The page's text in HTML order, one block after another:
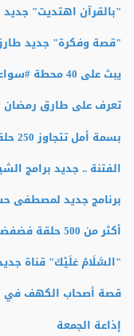
"بالقرآن اهتديت" جديد
"قصة وفكرة" جديد طارق
يبث على 40 محطة #سواعد_الإخاء2 في رمضان 1435
تعرف على طارق رمضان
بسمة أمل تتجاوز 250 حلقة
الفتنة .. جديد برامج
برنامج جديد لمصطفى
أكثر من 500 حلقة فضفضة بين يديك
"السَّلَامُ عَلَيْكَ" قناة
قصة أصحاب الكهف في
إذاعة الجمعة